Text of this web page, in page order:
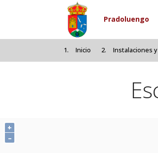
Pasar al contenido
Pradoluengo
Inicio Instalaciones
+
–